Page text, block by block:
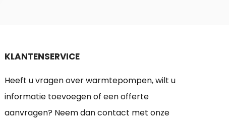
KLANTENSERVICE
Heeft u vragen over warmtepompen, wilt u
informatie toevoegen of een offerte
aanvragen? Neem dan contact met onze